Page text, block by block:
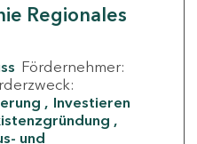
Regionales
Fördernehmer:
Investieren
und